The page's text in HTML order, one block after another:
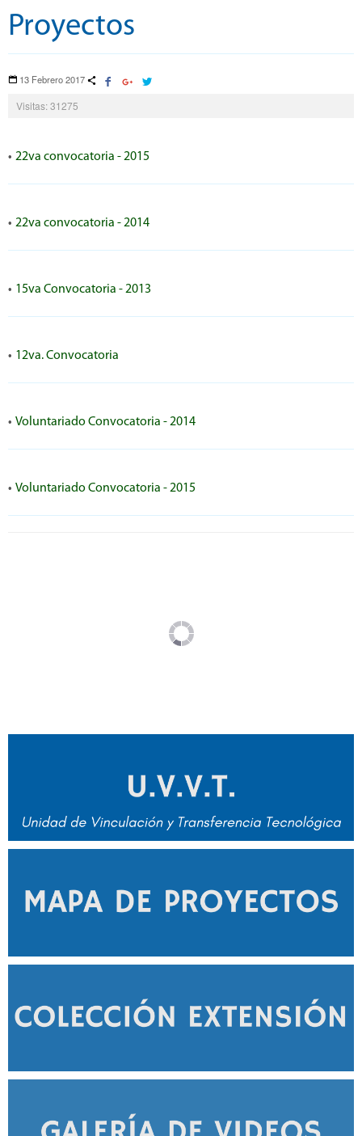
Proyectos
13 Febrero 2017
Visitas: 31275
• 22va convocatoria - 2015
• 22va convocatoria - 2014
• 15va Convocatoria - 2013
• 12va. Convocatoria
• Voluntariado Convocatoria - 2014
• Voluntariado Convocatoria - 2015